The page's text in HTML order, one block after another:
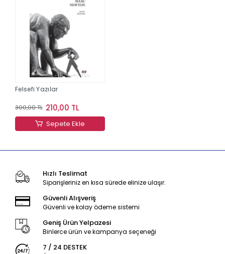
Felsefi Yazılar
300,00 TL 210,00 TL
Sepete Ekle
Hızlı Teslimat
Siparişleriniz en kısa sürede elinize ulaşır.
Güvenli Alışveriş
Güvenli ve kolay ödeme sistemi
Geniş Ürün Yelpazesi
Binlerce ürün ve kampanya seçeneği
7 / 24 DESTEK